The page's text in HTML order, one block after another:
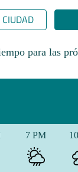
para las
7 PM